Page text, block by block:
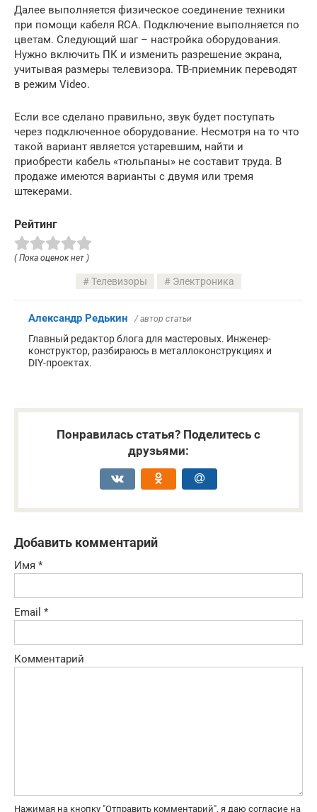
Далее выполняется физическое соединение техники
при помощи кабеля RCA. Подключение выполняется по
цветам. Следующий шаг – настройка оборудования.
Нужно включить ПК и изменить разрешение экрана,
учитывая размеры телевизора. ТВ-приемник переводят
в режим Video.
Если все сделано правильно, звук будет поступать
через подключенное оборудование. Несмотря на то что
такой вариант является устаревшим, найти и
приобрести кабель «тюльпаны» не составит труда. В
продаже имеются варианты с двумя или тремя
штекерами.
Рейтинг
( Пока оценок нет )
Телевизоры Электроника
Александр Редькин / автор статьи
Главный редактор блога для мастеровых. Инженер-
конструктор, разбираюсь в металлоконструкциях и
DIY-проектах.
Понравилась статья? Поделитесь с
друзьями:
Добавить комментарий
Имя *
Email *
Комментарий
Нажимая на кнопку "Отправить комментарий", я даю согласие на